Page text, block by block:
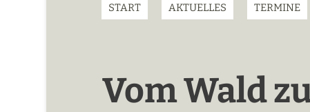
START AKTUELLES TERMINE
Vom Wald